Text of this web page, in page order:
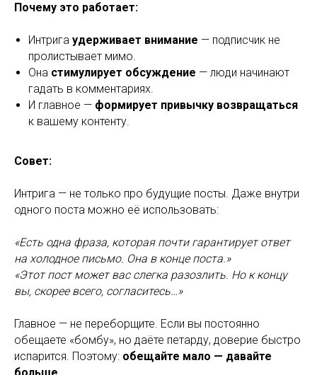
Почему это работает:
Интрига удерживает внимание — подписчик не
пролистывает мимо.
Она стимулирует обсуждение — люди начинают
гадать в комментариях.
И главное — формирует привычку возвращаться
к вашему контенту.
Совет:
Интрига — не только про будущие посты. Даже внутри
одного поста можно её использовать:
«Есть одна фраза, которая почти гарантирует ответ
на холодное письмо. Она в конце поста.»
«Этот пост может вас слегка разозлить. Но к концу
вы, скорее всего, согласитесь…»
Главное — не переборщите. Если вы постоянно
обещаете «бомбу», но даёте петарду, доверие быстро
испарится. Поэтому: обещайте мало — давайте